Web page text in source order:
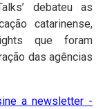
debateu as
catarinense,
que foram
das agências
a newsletter -